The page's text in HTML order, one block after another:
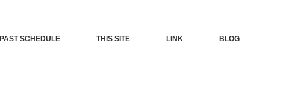
PAST SCHEDULE THIS SITE LINK BLOG